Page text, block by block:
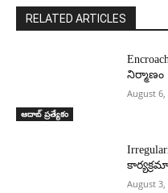
RELATED ARTICLES
ఆదాబ్ ప్రత్యేకం
నిర్మాణం
August 6,
August 3,